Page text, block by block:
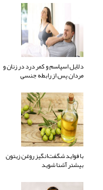
دلایل اسپاسم و کمر درد در زنان و
مردان پس از رابطه جنسی
با فواید شگفت‌انگیز روغن زیتون
بیشتر آشنا شوید